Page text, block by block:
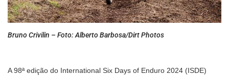
Bruno Crivilin – Foto: Alberto Barbosa/Dirt Photos
A 98ª edição do International Six Days of Enduro 2024 (ISDE)